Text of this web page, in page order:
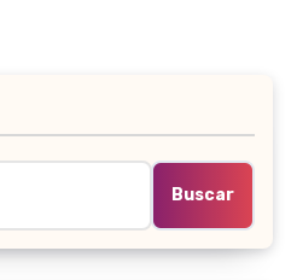
Buscar